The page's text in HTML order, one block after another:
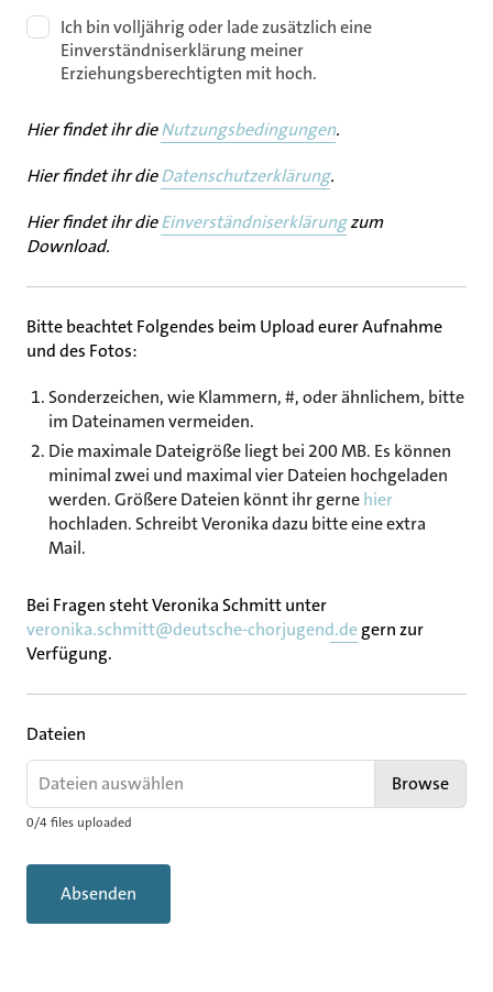
Ich bin volljährig oder lade zusätzlich eine
Einverständniserklärung meiner
Erziehungsberechtigten mit hoch.
Hier findet ihr dieNutzungsbedingungen.
Hier findet ihr dieDatenschutzerklärung.
Hier findet ihr dieEinverständniserklärungzum
Download.
Bitte beachtet Folgendes beim Upload eurer Aufnahme
und des Fotos:
Sonderzeichen, wie Klammern, #, oder ähnlichem, bitte
im Dateinamen vermeiden.
Die maximale Dateigröße liegt bei 200 MB. Es können
minimal zwei und maximal vier Dateien hochgeladen
werden. Größere Dateien könnt ihr gernehier
hochladen. Schreibt Veronika dazu bitte eine extra
Mail.
Bei Fragen steht Veronika Schmitt unter
veronika.schmitt@deutsche-chorjugend.degern zur
Verfügung.
Dateien
Dateien auswählen Browse
0/4files uploaded
Absenden